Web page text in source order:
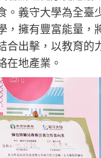
。義守大學為全臺
，擁有豐富能量，
合出擊，以教育的
在地產業。